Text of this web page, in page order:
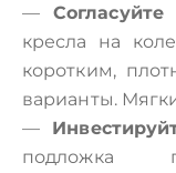
—
кресла на
коротким,
варианты.
—
подложка